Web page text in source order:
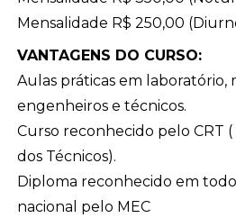
Mensalidade R$ 250,00
VANTAGENS DO CURSO:
Aulas práticas em laboratório,
engenheiros e técnicos.
Curso reconhecido pelo CRT (
dos Técnicos).
Diploma reconhecido em
nacional pelo MEC